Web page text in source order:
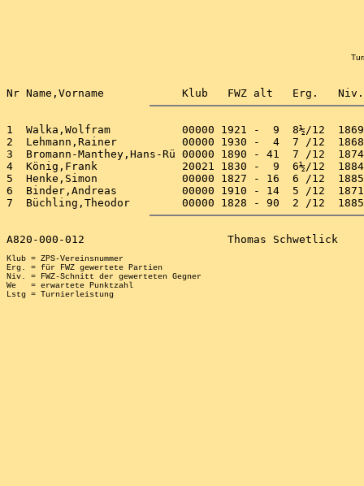
1  Walka,Wolfram           00000 1921 -  9  8½/12
2  Lehmann,Rainer          00000 1930 -  4  7 /12
3  Bromann-Manthey,Hans-Rü 00000 1890 - 41  7 /12
4  König,Frank             20021 1830 -  9  6½/12  1884
5  Henke,Simon             00000 1827 - 16  6 /12
6  Binder,Andreas          00000 1910 - 14  5 /12
Klub = ZPS-Vereinsnummer
Erg. = für FWZ gewertete Partien
Niv. = FWZ-Schnitt der gewerteten Gegner
We   = erwartete Punktzahl